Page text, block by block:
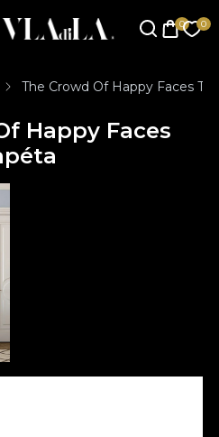
The Crowd Of Happy Faces
Happy Faces